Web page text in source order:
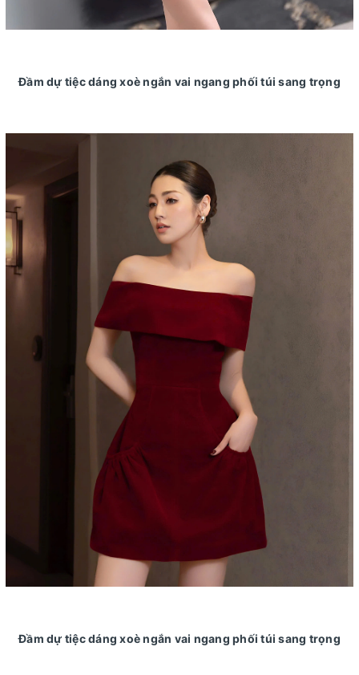
Đầm dự tiệc dáng xoè ngắn vai ngang phối túi sang trọng
Đầm dự tiệc dáng xoè ngắn vai ngang phối túi sang trọng